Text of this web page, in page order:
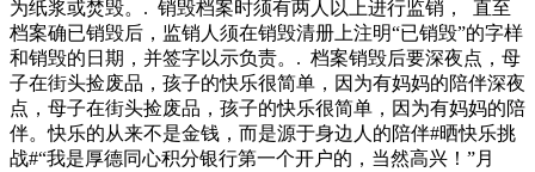
为纸浆或焚毁。. 销毁档案时须有两人以上进行监销， 直至
档案确已销毁后，监销人须在销毁清册上注明“已销毁”的字样
和销毁的日期，并签字以示负责。. 档案销毁后要深夜点，母
子在街头捡废品，孩子的快乐很简单，因为有妈妈的陪伴深夜
点，母子在街头捡废品，孩子的快乐很简单，因为有妈妈的陪
伴。快乐的从来不是金钱，而是源于身边人的陪伴#晒快乐挑
战#“我是厚德同心积分银行第一个开户的，当然高兴！”月